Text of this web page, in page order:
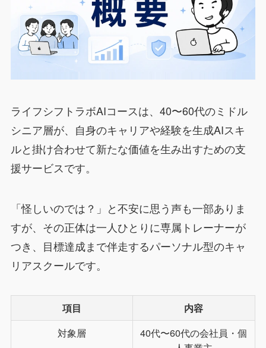
ライフシフトラボAIコースは、40〜60代のミドル
シニア層が、自身のキャリアや経験を生成AIスキ
ルと掛け合わせて新たな価値を生み出すための支
援サービスです。
「怪しいのでは？」と不安に思う声も一部ありま
すが、その正体は一人ひとりに専属トレーナーが
つき、目標達成まで伴走するパーソナル型のキャ
リアスクールです。
項目 内容
対象層
40代〜60代の会社員・個